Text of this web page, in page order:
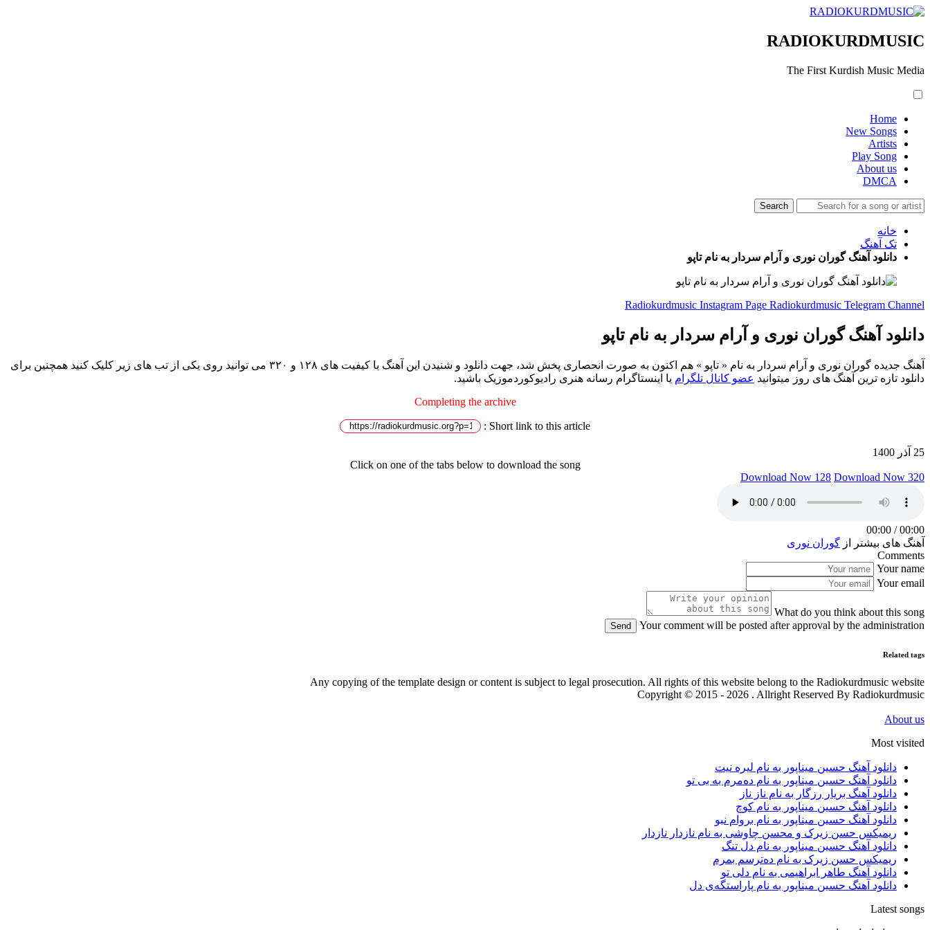
RADIOKURDMUSIC
The First Kurdish Music Media
Home
New Songs
Artists
Play Song
About us
DMCA
خانه
تک آهنگ
دانلود آهنگ گوران نوری و آرام سردار به نام تاپو
Radiokurdmusic Instagram Page Radiokurdmusic Telegram Channel
دانلود آهنگ گوران نوری و آرام سردار به نام تاپو
آهنگ جدیده گوران نوری و آرام سردار به نام « تاپو » هم اکنون به صورت انحصاری پخش شد، جهت دانلود و شنیدن این آهنگ با کیفیت های ۱۲۸ و ۳۲۰ می توانید روی یکی از تب های زیر کلیک کنید همچنین برای
دانلود تازه ترین آهنگ های روز میتوانید عضو کانال تلگرام یا اینستاگرام رسانه هنری رادیوکوردموزیک باشید.
Completing the archive
Short link to this article :
25 آذر 1400
Click on one of the tabs below to download the song
Download Now 128 Download Now 320
00:00
/
00:00
آهنگ های بیشتر از گوران نوری
Comments
Your name
Your email
What do you think about this song
Your comment will be posted after approval by the administration
Send
Related tags
Any copying of the template design or content is subject to legal prosecution. All rights of this website belong to the Radiokurdmusic website
Copyright © 2015 - 2026 . Allright Reserved By Radiokurdmusic
About us
Most visited
دانلود آهنگ حسین میناپور به نام لیره نیت
دانلود آهنگ حسین میناپور به نام دەمرم بە بی تو
دانلود آهنگ بریار رزگار به نام ناز ناز
دانلود آهنگ حسین میناپور به نام کوچ
دانلود آهنگ حسین میناپور به نام بروام نبو
ریمیکس حسن زیرک و محسن چاوشی به نام نازدار نازدار
دانلود آهنگ حسین میناپور به نام دل تنگ
ریمیکس حسن زیرک به نام دەترسم بمرم
دانلود آهنگ طاهر ابراهیمی به نام دلی تو
دانلود آهنگ حسین میناپور به نام پاراستگەی دل
Latest songs